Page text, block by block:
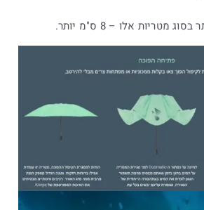
מטריות אלו – 8 ס"מ יותר.